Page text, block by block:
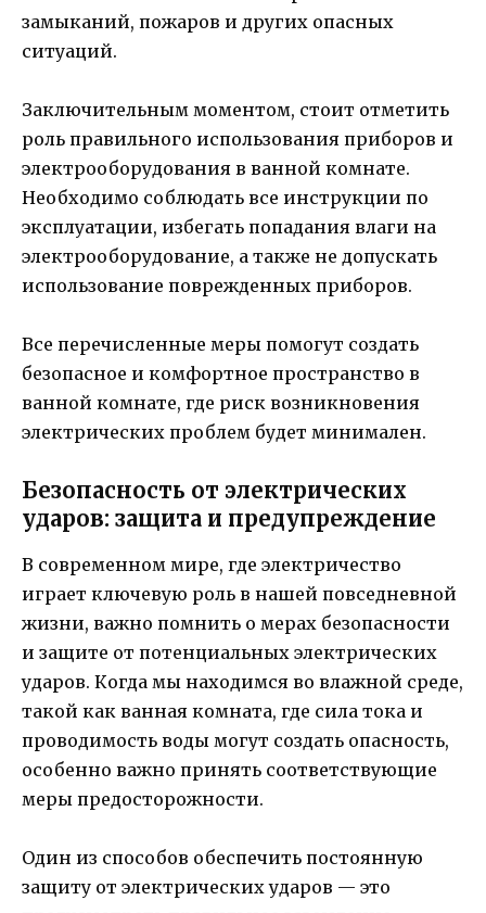
замыканий, пожаров и других опасных
ситуаций.
Заключительным моментом, стоит отметить
роль правильного использования приборов и
электрооборудования в ванной комнате.
Необходимо соблюдать все инструкции по
эксплуатации, избегать попадания влаги на
электрооборудование, а также не допускать
использование поврежденных приборов.
Все перечисленные меры помогут создать
безопасное и комфортное пространство в
ванной комнате, где риск возникновения
электрических проблем будет минимален.
Безопасность от электрических
ударов: защита и предупреждение
В современном мире, где электричество
играет ключевую роль в нашей повседневной
жизни, важно помнить о мерах безопасности
и защите от потенциальных электрических
ударов. Когда мы находимся во влажной среде,
такой как ванная комната, где сила тока и
проводимость воды могут создать опасность,
особенно важно принять соответствующие
меры предосторожности.
Один из способов обеспечить постоянную
защиту от электрических ударов — это